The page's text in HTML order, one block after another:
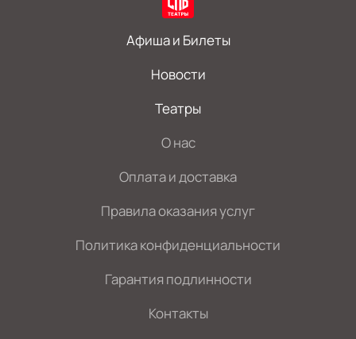
Афиша и Билеты
Новости
Театры
О нас
Оплата и доставка
Правила оказания услуг
Политика конфиденциальности
Гарантия подлинности
Контакты